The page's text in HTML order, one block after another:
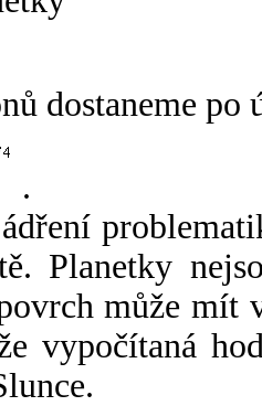
dostaneme po
.
Planetky
může mít
vypočítaná